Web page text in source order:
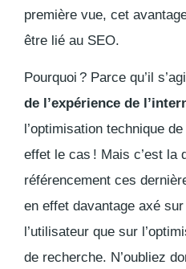
première vue, cet
être lié au SEO.
Pourquoi ? Parce qu’il
de l’expérience de
l’optimisation technique
effet le cas ! Mais c’est la
référencement ces
en effet davantage axé sur
l’utilisateur que sur
de recherche. N’oubliez